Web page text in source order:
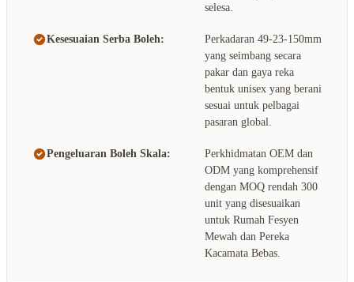
selesa.
Kesesuaian Serba Boleh:
Perkadaran 49-23-150mm
yang seimbang secara
pakar dan gaya reka
bentuk unisex yang berani
sesuai untuk pelbagai
pasaran global.
Pengeluaran Boleh Skala:
Perkhidmatan OEM dan
ODM yang komprehensif
dengan MOQ rendah 300
unit yang disesuaikan
untuk Rumah Fesyen
Mewah dan Pereka
Kacamata Bebas.